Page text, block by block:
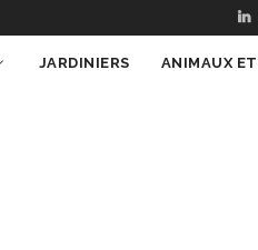
% Nature
JARDINIERS ANIMAUX